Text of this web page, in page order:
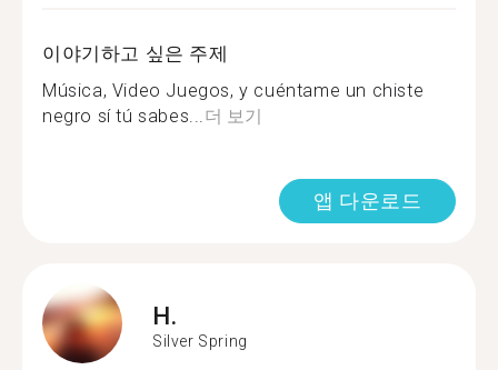
이야기하고 싶은 주제
Música, Video Juegos, y cuéntame un chiste
negro sí tú sabes...더 보기
앱 다운로드
H.
Silver Spring